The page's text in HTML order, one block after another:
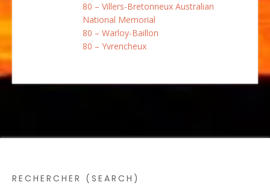
80 – Villers-Bretonneux Australian
National Memorial
80 – Warloy-Baillon
80 – Yvrencheux
RECHERCHER (SEARCH)